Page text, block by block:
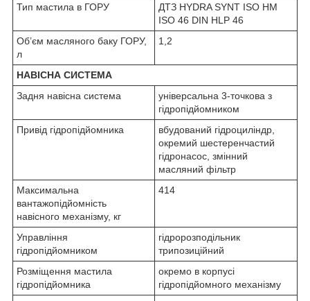
Тип мастила в ГОРУ
ДТЗ HYDRA SYNT ISO НМ
ISO 46 DIN HLP 46
Об’єм масляного баку ГОРУ,
л
1,2
НАВІСНА СИСТЕМА
Задня навісна система
універсальна 3-точкова з
гідропідйомником
Привід гідропідйомника
вбудований гідроциліндр,
окремий шестеренчастий
гідронасос, змінний
масляний фільтр
Максимальна
вантажопідйомність
навісного механізму, кг
414
Управління
гідропідйомником
гідророзподільник
трипозиційний
Розміщення мастила
гідропідйомника
окремо в корпусі
гідропідйомного механізму